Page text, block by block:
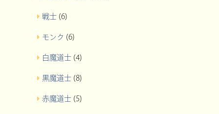
戦士 (6)
モンク (6)
白魔道士 (4)
黒魔道士 (8)
赤魔道士 (5)